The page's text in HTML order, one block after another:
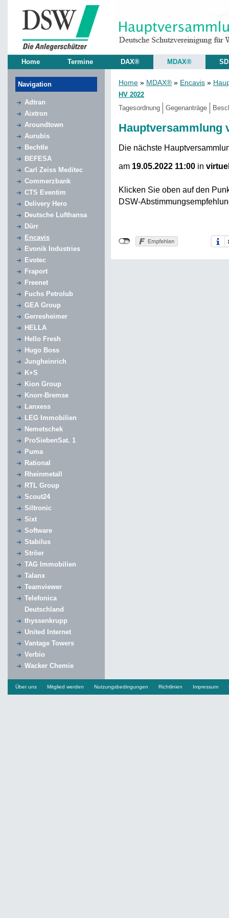
Home Termine DAX® MDAX®
Navigation
Adtran
Aixtron
Aroundtown
Aurubis
Bechtle
BEFESA
Carl Zeiss Meditec
Commerzbank
CTS Eventim
Delivery Hero
Deutsche Lufthansa
Dürr
Encavis
Evonik Industries
Evotec
Fraport
Freenet
Fuchs Petrolub
GEA Group
Gerresheimer
HELLA
Hello Fresh
Hugo Boss
Jungheinrich
K+S
Kion Group
Knorr-Bremse
Lanxess
LEG Immobilien
Nemetschek
ProSiebenSat. 1
Puma
Rational
Rheinmetall
RTL Group
Scout24
Siltronic
Sixt
Software
Stabilus
Ströer
TAG Immobilien
Talanx
Teamviewer
Telefonica
Deutschland
thyssenkrupp
United Internet
Vantage Towers
Verbio
Wacker Chemie
Home » MDAX® » Encavis »
HV 2022
Tagesordnung
Gegenanträge
Hauptversammlung
Die nächste
am 19.05.2022 11:00 in
Klicken Sie oben auf den
DSW-
Über uns Mitglied werden Nutzungsbedingungen Richtlinien Impressum